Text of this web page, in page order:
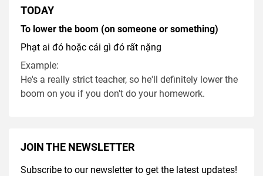
TODAY
To lower the boom (on someone or something)
Phạt ai đó hoặc cái gì đó rất nặng
Example:
He's a really strict teacher, so he'll definitely lower the
boom on you if you don't do your homework.
JOIN THE NEWSLETTER
Subscribe to our newsletter to get the latest updates!